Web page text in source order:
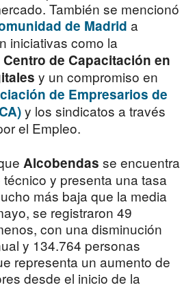
También se mencionó
de Madrid a
iniciativas como la
Centro de Capacitación en
y un compromiso en
de Empresarios de
y los sindicatos a través
el Empleo.
Alcobendas se encuentra
y presenta una tasa
más baja que la media
se registraron 49
con una disminución
y 134.764 personas
representa un aumento de
desde el inicio de la